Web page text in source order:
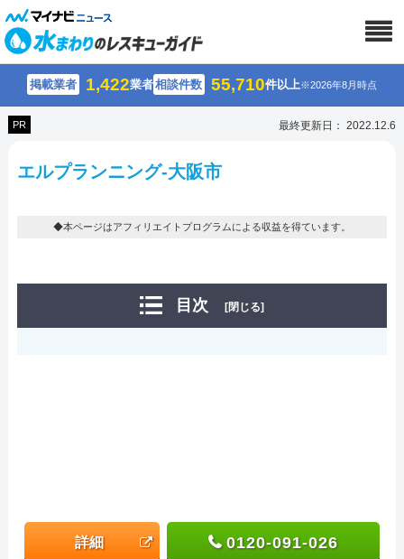
掲載業者 1,422業者相談件数 55,710件以上※2026年8月時点
PR 最終更新日： 2022.12.6
エルプランニング-大阪市
◆本ページはアフィリエイトプログラムによる収益を得ています。
目次 [閉じる]
詳細 0120-091-026